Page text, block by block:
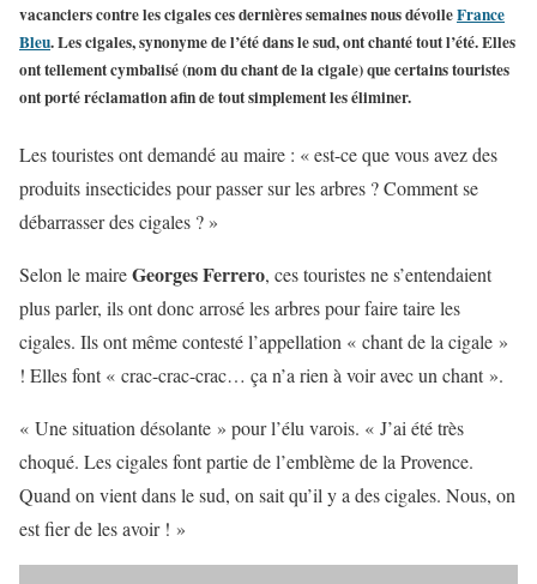
vacanciers contre les cigalesces dernières semaines nous dévoileFrance
Bleu. Les cigales, synonyme de l’été dans le sud, ont chanté tout l’été. Elles
ont tellement cymbalisé (nom du chant de la cigale) que certains touristes
ont porté réclamation afin de tout simplement les éliminer.
Les touristes ont demandé au maire : « est-ce que vous avez des
produits insecticides pour passer sur les arbres ? Comment se
débarrasser des cigales ? »
Selon le maireGeorges Ferrero, ces touristes ne s’entendaient
plus parler, ils ont donc arrosé les arbres pour faire taire les
cigales. Ils ont même contesté l’appellation « chant de la cigale »
! Elles font « crac-crac-crac… ça n’a rien à voir avec un chant ».
« Une situation désolante » pour l’élu varois. « J’ai été très
choqué. Les cigales font partie de l’emblème de la Provence.
Quand on vient dans le sud, on sait qu’il y a des cigales. Nous, on
est fier de les avoir ! »